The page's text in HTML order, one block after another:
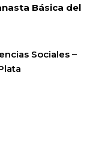
Básica del
Sociales –